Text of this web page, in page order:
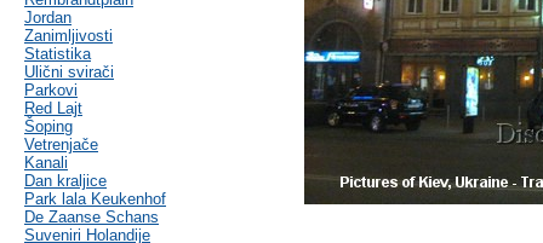
Jordan
Zanimljivosti
Statistika
Ulični svirači
Parkovi
Red Lajt
Šoping
Vetrenjače
Kanali
Dan kraljice
Park lala Keukenhof
De Zaanse Schans
Suveniri Holandije